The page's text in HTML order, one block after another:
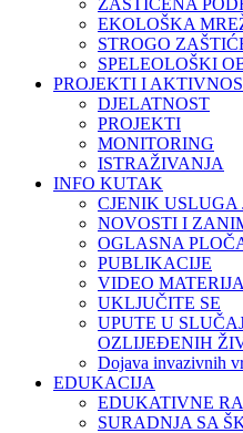
ZAŠTIĆENA
EKOLOŠKA
STROGO
SPELEOLOŠKI
PROJEKTI I
DJELATNOST
PROJEKTI
MONITORING
ISTRAŽIVANJA
INFO KUTAK
CJENIK USLUGA
NOVOSTI I
OGLASNA
PUBLIKACIJE
VIDEO
UKLJUČITE SE
UPUTE U
OZLIJEĐENIH
Dojava invazivnih
EDUKACIJA
EDUKATIVNE
SURADNJA SA